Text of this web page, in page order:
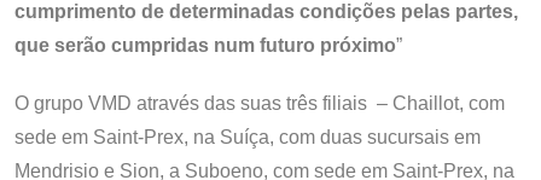
cumprimento de determinadas condições pelas partes,
que serão cumpridas num futuro próximo”
O grupo VMD através das suas três filiais – Chaillot, com
sede em Saint-Prex, na Suíça, com duas sucursais em
Mendrisio e Sion, a Suboeno, com sede em Saint-Prex, na